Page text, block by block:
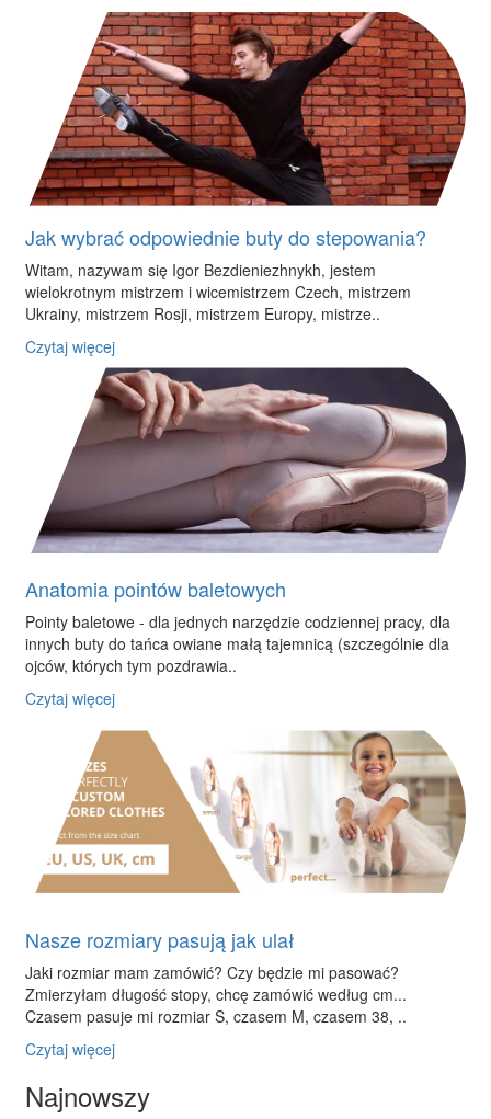
Jak wybrać odpowiednie buty do stepowania?
Witam, nazywam się Igor Bezdieniezhnykh, jestem
wielokrotnym mistrzem i wicemistrzem Czech, mistrzem
Ukrainy, mistrzem Rosji, mistrzem Europy, mistrze..
Czytaj więcej
Anatomia pointów baletowych
Pointy baletowe - dla jednych narzędzie codziennej pracy, dla
innych buty do tańca owiane małą tajemnicą (szczególnie dla
ojców, których tym pozdrawia..
Czytaj więcej
Nasze rozmiary pasują jak ulał
Jaki rozmiar mam zamówić? Czy będzie mi pasować?
Zmierzyłam długość stopy, chcę zamówić według cm...
Czasem pasuje mi rozmiar S, czasem M, czasem 38, ..
Czytaj więcej
Najnowszy